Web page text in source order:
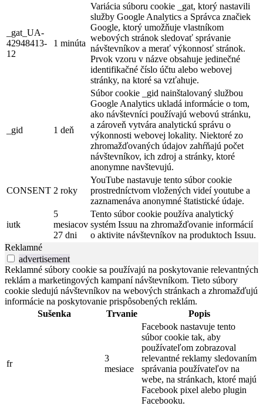
_gat_UA-
42948413-
12
1 minúta
Variácia súboru cookie _gat, ktorý nastavili
služby Google Analytics a Správca značiek
Google, ktorý umožňuje vlastníkom
webových stránok sledovať správanie
návštevníkov a merať výkonnosť stránok.
Prvok vzoru v názve obsahuje jedinečné
identifikačné číslo účtu alebo webovej
stránky, na ktoré sa vzťahuje.
_gid 1 deň
Súbor cookie _gid nainštalovaný službou
Google Analytics ukladá informácie o tom,
ako návštevníci používajú webovú stránku,
a zároveň vytvára analytickú správu o
výkonnosti webovej lokality. Niektoré zo
zhromažďovaných údajov zahŕňajú počet
návštevníkov, ich zdroj a stránky, ktoré
anonymne navštevujú.
CONSENT 2 roky
YouTube nastavuje tento súbor cookie
prostredníctvom vložených videí youtube a
zaznamenáva anonymné štatistické údaje.
iutk
5
mesiacov
27 dni
Tento súbor cookie používa analytický
systém Issuu na zhromažďovanie informácií
o aktivite návštevníkov na produktoch Issuu.
Reklamné
advertisement
Reklamné súbory cookie sa používajú na poskytovanie relevantných
reklám a marketingových kampaní návštevníkom. Tieto súbory
cookie sledujú návštevníkov na webových stránkach a zhromažďujú
informácie na poskytovanie prispôsobených reklám.
Sušenka
Trvanie Popis
fr
3
mesiace
Facebook nastavuje tento
súbor cookie tak, aby
používateľom zobrazoval
relevantné reklamy sledovaním
správania používateľov na
webe, na stránkach, ktoré majú
Facebook pixel alebo plugin
Facebooku.